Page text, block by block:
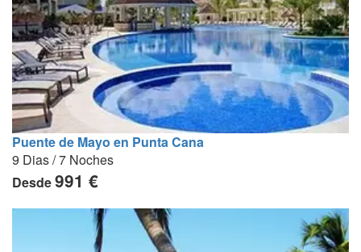
Puente de Mayo en Punta Cana
9 Dias / 7 Noches
Desde991 €